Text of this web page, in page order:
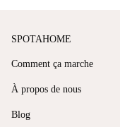
SPOTAHOME
Comment ça marche
À propos de nous
Blog